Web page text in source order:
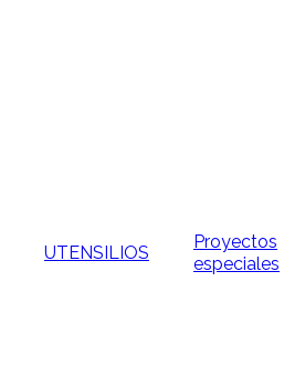
UTENSILIOS
Proyectos
especiales